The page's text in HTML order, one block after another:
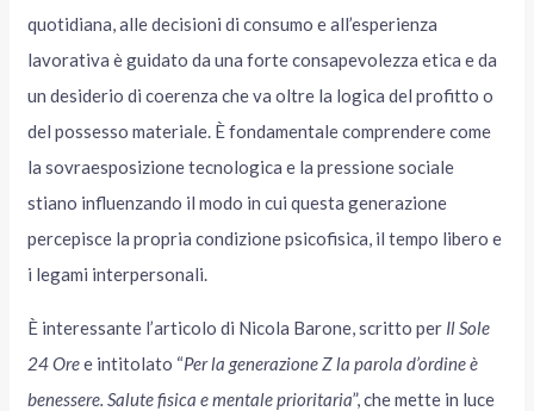
quotidiana, alle decisioni di consumo e all’esperienza
lavorativa è guidato da una forte consapevolezza etica e da
un desiderio di coerenza che va oltre la logica del profitto o
del possesso materiale. È fondamentale comprendere come
la sovraesposizione tecnologica e la pressione sociale
stiano influenzando il modo in cui questa generazione
percepisce la propria condizione psicofisica, il tempo libero e
i legami interpersonali.
È interessante l’articolo di Nicola Barone, scritto per Il Sole
24 Oree intitolato “Per la generazione Z la parola d’ordine è
benessere. Salute fisica e mentale prioritaria”, che mette in luce